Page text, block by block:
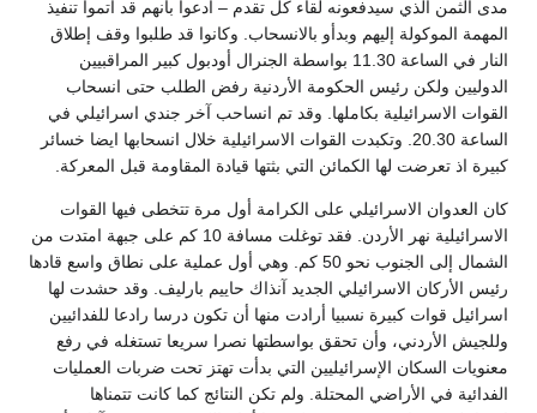
مدى الثمن الذي سيدفعونه لقاء كل تقدم – ادعوا بأنهم قد أتموا تنفيذ
المهمة الموكولة إليهم وبدأو بالانسحاب. وكانوا قد طلبوا وقف إطلاق
النار في الساعة 11.30 بواسطة الجنرال أودبول كبير المراقبيين
الدوليين ولكن رئيس الحكومة الأردنية رفض الطلب حتى انسحاب
القوات الاسرائيلية بكاملها. وقد تم انساحب آخر جندي اسرائيلي في
الساعة 20.30. وتكبدت القوات الاسرائيلية خلال انسحابها ايضا خسائر
كبيرة اذ تعرضت لها الكمائن التي بثتها قيادة المقاومة قبل المعركة.
كان العدوان الاسرائيلي على الكرامة أول مرة تتخطى فيها القوات
الاسرائيلية نهر الأردن. فقد توغلت مسافة 10 كم على جبهة امتدت من
الشمال إلى الجنوب نحو 50 كم. وهي أول عملية على نطاق واسع قادها
رئيس الأركان الاسرائيلي الجديد آنذاك حاييم بارليف. وقد حشدت لها
اسرائيل قوات كبيرة نسبيا أرادت منها أن تكون درسا رادعا للفدائيين
وللجيش الأردني، وأن تحقق بواسطتها نصرا سريعا تستغله في رفع
معنويات السكان الإسرائيليين التي بدأت تهتز تحت ضربات العمليات
الفدائية في الأراضي المحتلة. ولم تكن النتائج كما كانت تتمناها